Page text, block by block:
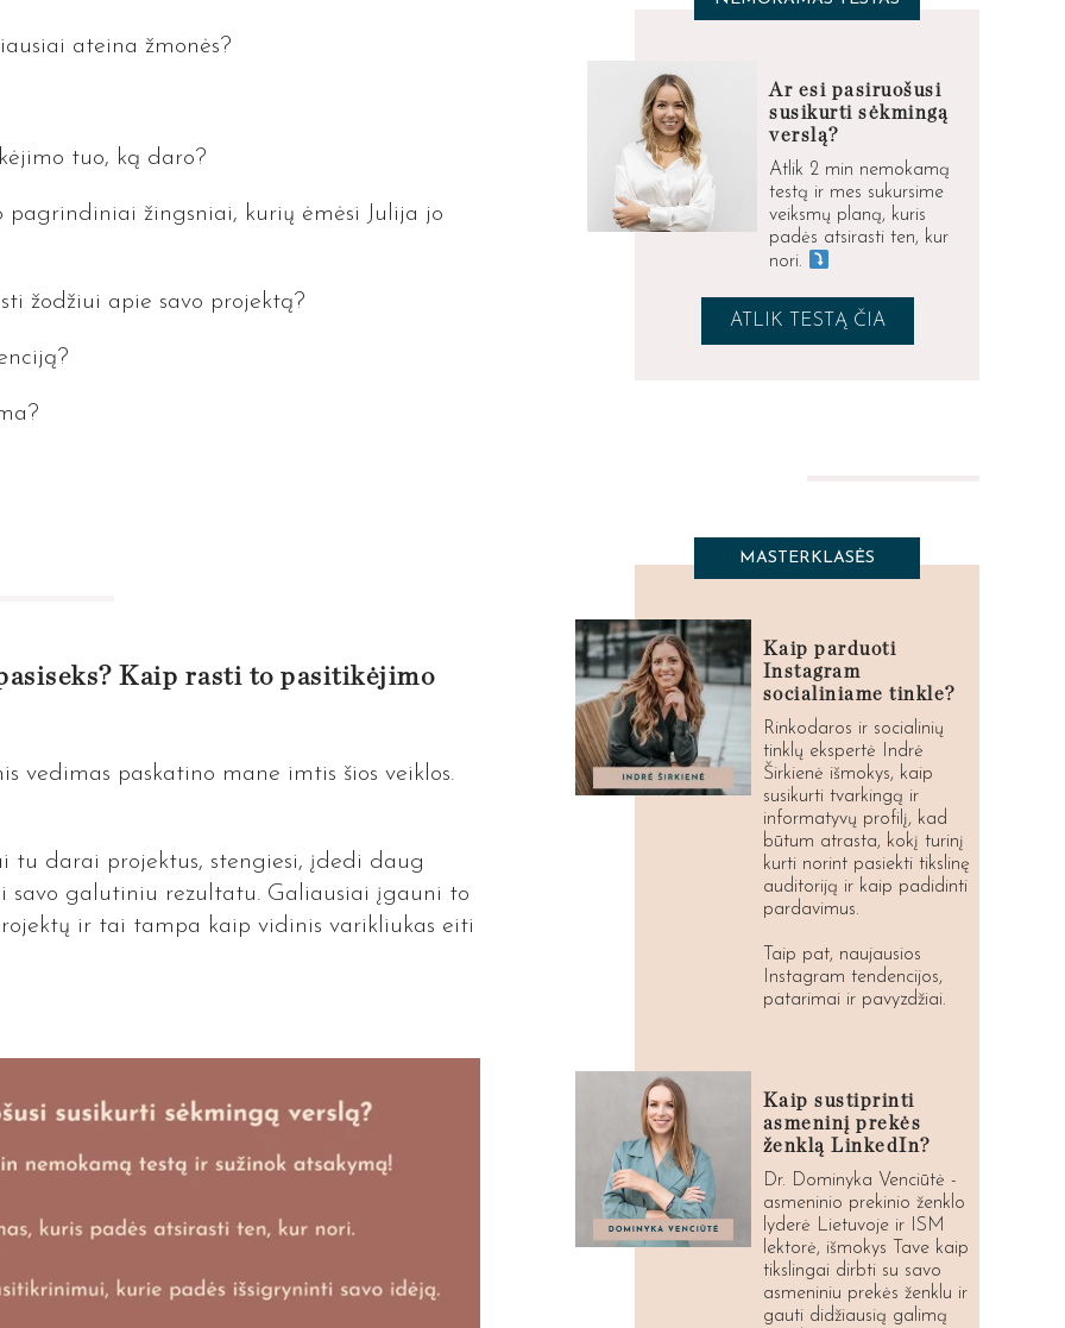
ateina žmonės?
tuo, ką daro?
žingsniai, kurių ėmėsi Julija jo
žodžiui apie savo projektą?
Kaip rasti to pasitikėjimo
vedimas paskatino mane imtis šios veiklos.
tu darai projektus, stengiesi, įdedi daug
savo galutiniu rezultatu. Galiausiai įgauni to
ir tai tampa kaip vidinis varikliukas eiti
Ar esi pasiruošusi
susikurti sėkmingą
verslą?
Atlik 2 min nemokamą
testą ir mes sukursime
veiksmų planą, kuris
padės atsirasti ten, kur
nori.
ATLIK TESTĄ ČIA
MASTERKLASĖS
Kaip parduoti
Instagram
socialiniame tinkle?
Rinkodaros ir socialinių
tinklų ekspertė Indrė
Širkienė išmokys, kaip
susikurti tvarkingą ir
informatyvų profilį, kad
būtum atrasta, kokį turinį
kurti norint pasiekti tikslinę
auditoriją ir kaip padidinti
pardavimus.
Taip pat, naujausios
Instagram tendencijos,
patarimai ir pavyzdžiai.
Kaip sustiprinti
asmeninį prekės
ženklą LinkedIn?
Dr. Dominyka Venciūtė -
asmeninio prekinio ženklo
lyderė Lietuvoje ir ISM
lektorė, išmokys Tave kaip
tikslingai dirbti su savo
asmeniniu prekės ženklu ir
gauti didžiausią galimą